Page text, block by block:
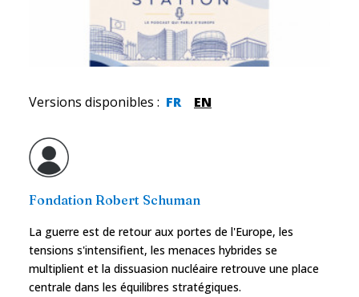
Versions disponibles : FR EN
Fondation Robert Schuman
La guerre est de retour aux portes de l'Europe, les
tensions s'intensifient, les menaces hybrides se
multiplient et la dissuasion nucléaire retrouve une place
centrale dans les équilibres stratégiques.